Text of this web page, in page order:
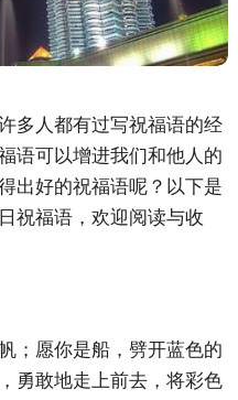
多人都有过写祝福语的经
语可以增进我们和他人的
出好的祝福语呢？以下是
祝福语，欢迎阅读与收
；愿你是船，劈开蓝色的
勇敢地走上前去，将彩色